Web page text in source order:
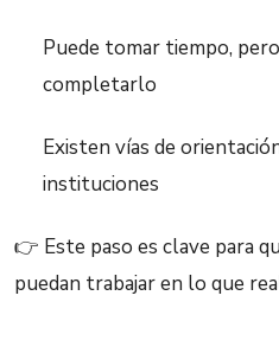
Puede tomar tiempo,
completarlo
Existen vías de
instituciones
👉 Este paso es clave para
puedan trabajar en lo que